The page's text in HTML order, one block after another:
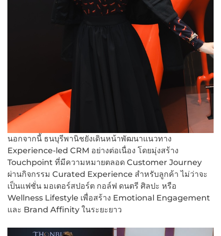
นอกจากนี้ ธนบุรีพานิชยังเดินหน้าพัฒนาแนวทาง
Experience-led CRM อย่างต่อเนื่อง โดยมุ่งสร้าง
Touchpoint ที่มีความหมายตลอด Customer Journey
ผ่านกิจกรรม Curated Experience สำหรับลูกค้า ไม่ว่าจะ
เป็นแฟชั่น มอเตอร์สปอร์ต กอล์ฟ ดนตรี ศิลปะ หรือ
Wellness Lifestyle เพื่อสร้าง Emotional Engagement
และ Brand Affinity ในระยะยาว